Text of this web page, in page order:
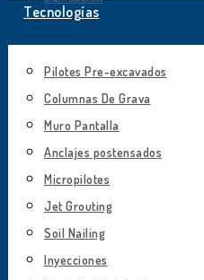
Tecnologías
Pilotes Pre-excavados
Columnas De Grava
Muro Pantalla
Anclajes postensados
Micropilotes
Jet Grouting
Soil Nailing
Inyecciones